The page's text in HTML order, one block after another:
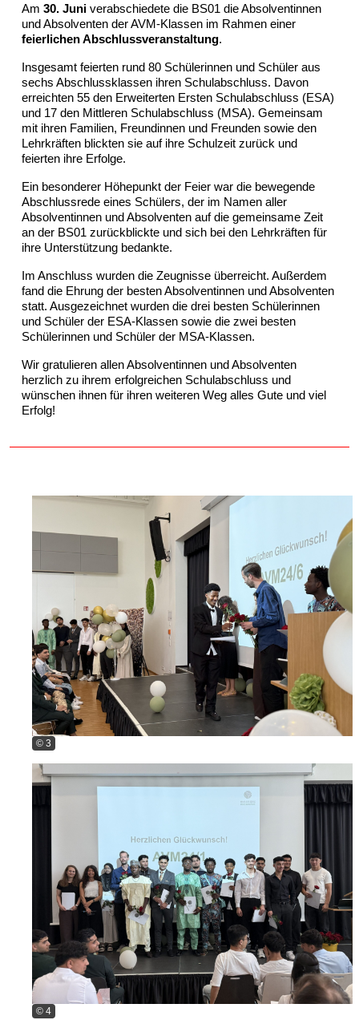
Am 30. Juniverabschiedete die BS01 die Absolventinnen
und Absolventen der AVM-Klassen im Rahmen einer
feierlichen Abschlussveranstaltung.
Insgesamt feierten rund 80 Schülerinnen und Schüler aus
sechs Abschlussklassen ihren Schulabschluss. Davon
erreichten 55 den Erweiterten Ersten Schulabschluss (ESA)
und 17 den Mittleren Schulabschluss (MSA). Gemeinsam
mit ihren Familien, Freundinnen und Freunden sowie den
Lehrkräften blickten sie auf ihre Schulzeit zurück und
feierten ihre Erfolge.
Ein besonderer Höhepunkt der Feier war die bewegende
Abschlussrede eines Schülers, der im Namen aller
Absolventinnen und Absolventen auf die gemeinsame Zeit
an der BS01 zurückblickte und sich bei den Lehrkräften für
ihre Unterstützung bedankte.
Im Anschluss wurden die Zeugnisse überreicht. Außerdem
fand die Ehrung der besten Absolventinnen und Absolventen
statt. Ausgezeichnet wurden die drei besten Schülerinnen
und Schüler der ESA-Klassen sowie die zwei besten
Schülerinnen und Schüler der MSA-Klassen.
Wir gratulieren allen Absolventinnen und Absolventen
herzlich zu ihrem erfolgreichen Schulabschluss und
wünschen ihnen für ihren weiteren Weg alles Gute und viel
Erfolg!
© 3
© 4